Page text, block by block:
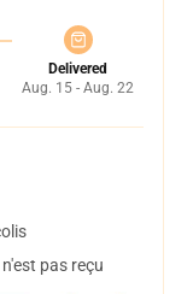
Delivered
Aug. 15 - Aug. 22
pas reçu